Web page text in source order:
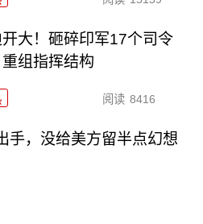
大！砸碎印军17个司令
组指挥结构
阅读 8416
手，没给美方留半点幻想